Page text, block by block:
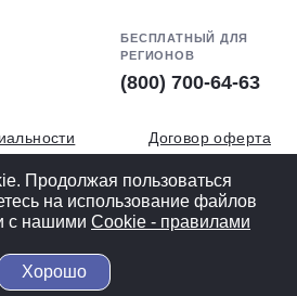
БЕСПЛАТНЫЙ ДЛЯ
РЕГИОНОВ
(800) 700-64-63
Договор оферта
данных
СОУТ
версия
- более 20 лет радуем Вас!
Продолжая пользоваться
на использование файлов
с нашими Cookiе - правилами
Хорошо